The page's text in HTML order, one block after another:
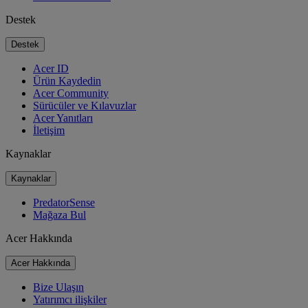
Destek
Destek
Acer ID
Ürün Kaydedin
Acer Community
Sürücüler ve Kılavuzlar
Acer Yanıtları
İletişim
Kaynaklar
Kaynaklar
PredatorSense
Mağaza Bul
Acer Hakkında
Acer Hakkında
Bize Ulaşın
Yatırımcı ilişkiler